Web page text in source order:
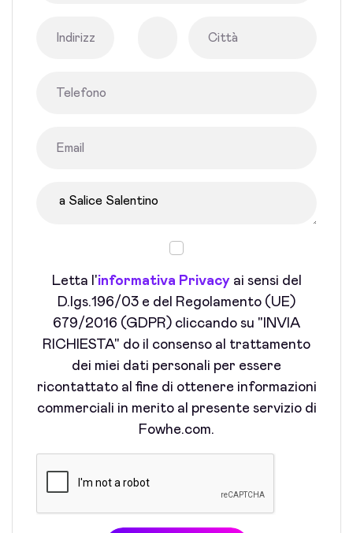
Letta l'informativa Privacyai sensi del
D.lgs.196/03 e del Regolamento (UE)
679/2016 (GDPR) cliccando su "INVIA
RICHIESTA" do il consenso al trattamento
dei miei dati personali per essere
ricontattato al fine di ottenere informazioni
commerciali in merito al presente servizio di
Fowhe.com.